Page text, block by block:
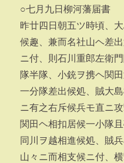
○七月九日柳河藩届書
昨廿四日朝五ツ時頃、
候趣、兼而名社山ヘ差
ニ付、則石川重郎左衛
隊半隊、小銃ヲ携ヘ関
一分隊差出候処、賊大
ニ有之右斥候兵モ直ニ
関田ヘ相扣居候一小隊
同川ヲ越相進候処、賊
山々ニ而相支候ニ付、